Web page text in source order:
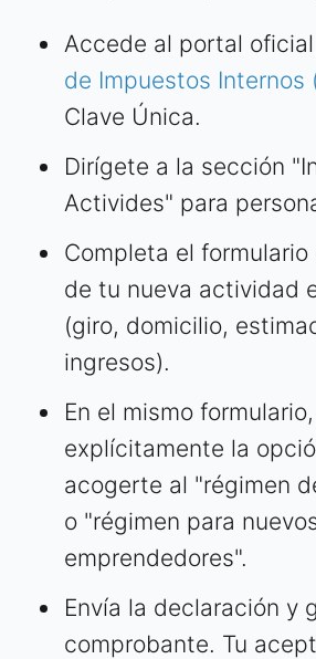
Accede al portal
de Impuestos Internos
Clave Única.
Dirígete a la sección
Activides" para
Completa el
de tu nueva actividad
(giro, domicilio,
ingresos).
En el mismo
explícitamente la
acogerte al "régimen
o "régimen para
emprendedores".
Envía la declaración y
comprobante. Tu